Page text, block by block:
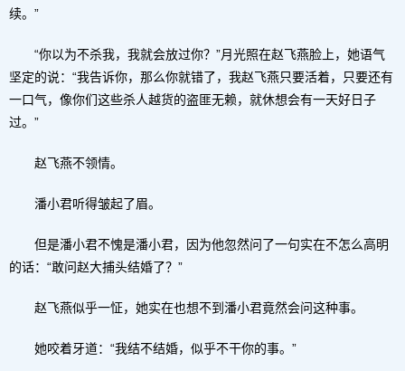
续。”
“你以为不杀我，我就会放过你？”月光照在赵飞燕脸上，她语气
坚定的说：“我告诉你，那么你就错了，我赵飞燕只要活着，只要还有
一口气，像你们这些杀人越货的盗匪无赖，就休想会有一天好日子
过。”
赵飞燕不领情。
潘小君听得皱起了眉。
但是潘小君不愧是潘小君，因为他忽然问了一句实在不怎么高明
的话：“敢问赵大捕头结婚了？”
赵飞燕似乎一怔，她实在也想不到潘小君竟然会问这种事。
她咬着牙道：“我结不结婚，似乎不干你的事。”